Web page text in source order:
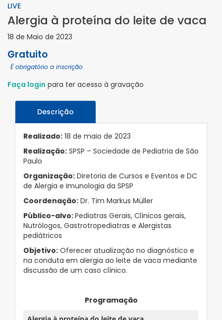
LIVE
Alergia à proteína do leite de vaca
18 de Maio de 2023
Gratuito
É obrigatório a inscrição
Faça login para ter acesso à gravação
Descrição
Realizado: 18 de maio de 2023
Realização: SPSP – Sociedade de Pediatria de São
Paulo
Organização: Diretoria de Cursos e Eventos e DC
de Alergia e Imunologia da SPSP
Coordenação: Dr. Tim Markus Müller
Público-alvo:Pediatras Gerais, Clínicos gerais,
Nutrólogos, Gastrotropediatras e Alergistas
pediátricos
Objetivo: Oferecer atualização no diagnóstico e
na conduta em alergia ao leite de vaca mediante
discussão de um caso clínico.
Programação